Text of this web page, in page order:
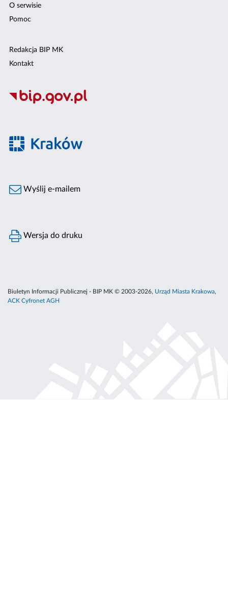
O serwisie
Pomoc
Redakcja BIP MK
Kontakt
Wyślij e-mailem
Wersja do druku
Biuletyn Informacji Publicznej - BIP MK © 2003-2026, Urząd Miasta Krakowa,
ACK Cyfronet AGH